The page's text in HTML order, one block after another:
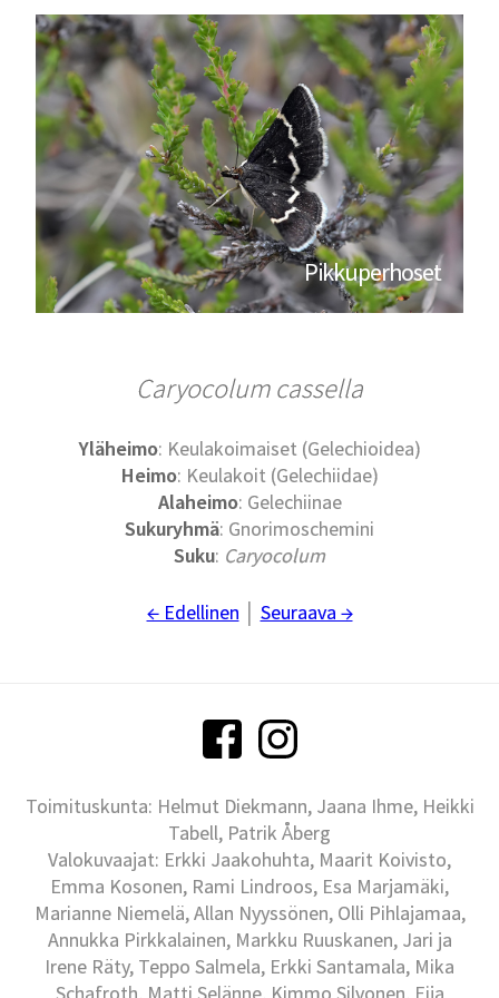
Pikkuperhoset
Caryocolum cassella
Yläheimo: Keulakoimaiset (Gelechioidea)
Heimo: Keulakoit (Gelechiidae)
Alaheimo: Gelechiinae
Sukuryhmä: Gnorimoschemini
Suku: Caryocolum
← Edellinen Seuraava →
Toimituskunta: Helmut Diekmann, Jaana Ihme, Heikki
Tabell, Patrik Åberg
Valokuvaajat: Erkki Jaakohuhta, Maarit Koivisto,
Emma Kosonen, Rami Lindroos, Esa Marjamäki,
Marianne Niemelä, Allan Nyyssönen, Olli Pihlajamaa,
Annukka Pirkkalainen, Markku Ruuskanen, Jari ja
Irene Räty, Teppo Salmela, Erkki Santamala, Mika